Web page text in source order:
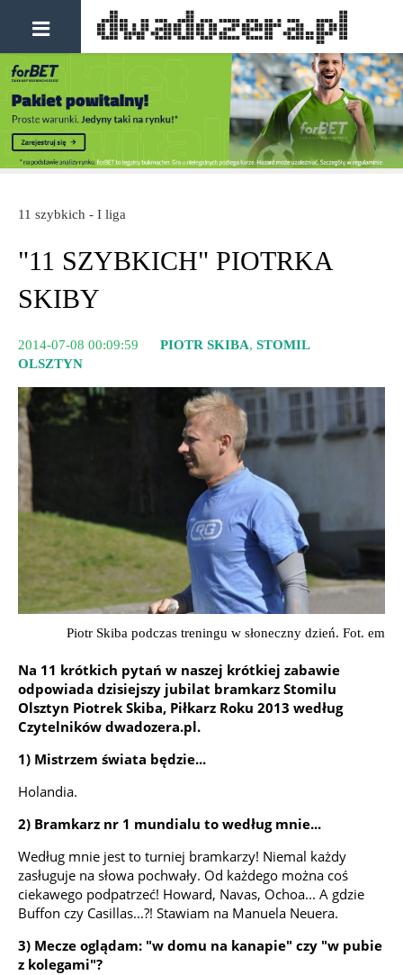
11 szybkich - I liga
"11 SZYBKICH" PIOTRKA
SKIBY
2014-07-08 00:09:59 PIOTR SKIBA, STOMIL
OLSZTYN
Piotr Skiba podczas treningu w słoneczny dzień. Fot. em
Na 11 krótkich pytań w naszej krótkiej zabawie
odpowiada dzisiejszy jubilat bramkarz Stomilu
Olsztyn Piotrek Skiba, Piłkarz Roku 2013 według
Czytelników dwadozera.pl.
1) Mistrzem świata będzie...
Holandia.
2) Bramkarz nr 1 mundialu to według mnie...
Według mnie jest to turniej bramkarzy! Niemal każdy
zasługuje na słowa pochwały. Od każdego można coś
ciekawego podpatrzeć! Howard, Navas, Ochoa... A gdzie
Buffon czy Casillas...?! Stawiam na Manuela Neuera.
3) Mecze oglądam: "w domu na kanapie" czy "w pubie
z kolegami"?